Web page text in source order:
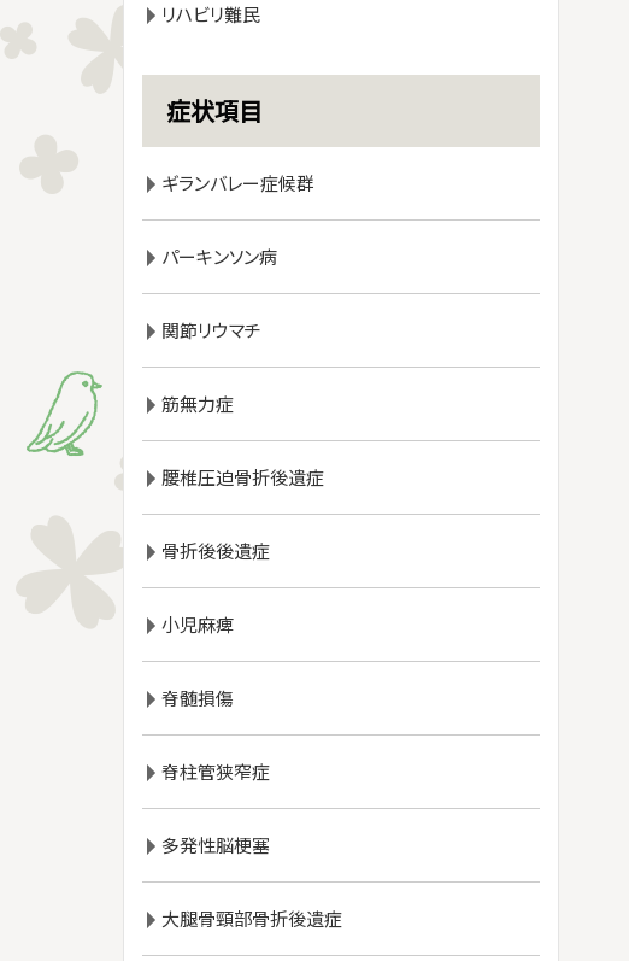
リハビリ難民
症状項目
ギランバレー症候群
パーキンソン病
関節リウマチ
筋無力症
腰椎圧迫骨折後遺症
骨折後後遺症
小児麻痺
脊髄損傷
脊柱管狭窄症
多発性脳梗塞
大腿骨頸部骨折後遺症